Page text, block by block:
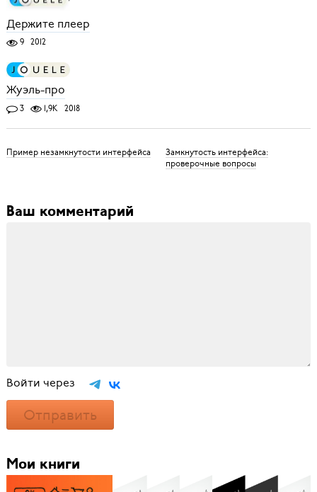
Держите плеер
9 2012
Жуэль-про
3 1,9K 2018
Пример незамкнутости интерфейса
Замкнутость интерфейса:
проверочные вопросы
Ваш комментарий
Войти через
Отправить
Мои книги